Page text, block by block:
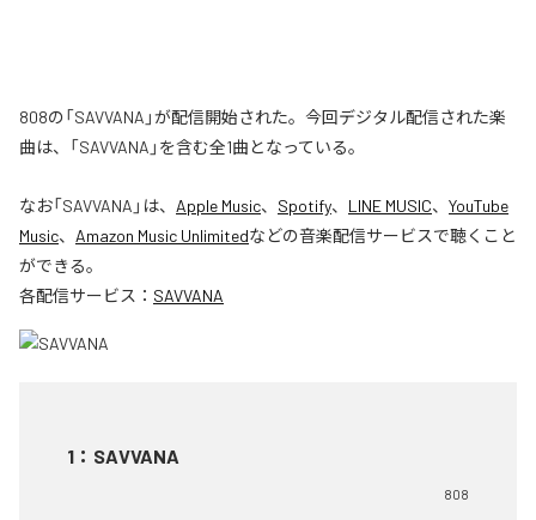
808の「SAVVANA」が配信開始された。今回デジタル配信された楽
曲は、「SAVVANA」を含む全1曲となっている。
なお「SAVVANA 」は、 Apple Music、 Spotify、 LINE MUSIC、 YouTube
Music、 Amazon Music Unlimitedなどの音楽配信サービスで聴くこと
ができる。
各配信サービス： SAVVANA
1 ： SAVVANA
808